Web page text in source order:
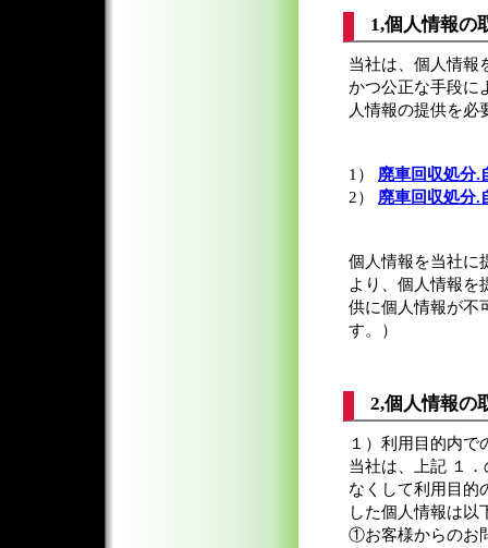
1,個人情報の
当社は、個人情報
かつ公正な手段に
人情報の提供を必
1） 廃車回収処分.
2） 廃車回収処分.
個人情報を当社に
より、個人情報を
供に個人情報が不
す。）
2,個人情報の
１）利用目的内で
当社は、上記 １
なくして利用目的
した個人情報は以
①お客様からのお